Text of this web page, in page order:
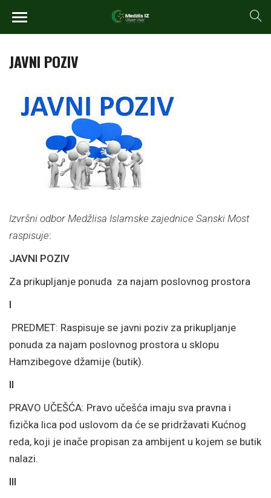
JAVNI POZIV
Izvršni odbor Medžlisa Islamske zajednice Sanski Most
raspisuje:
JAVNI POZIV
Za prikupljanje ponuda za najam poslovnog prostora
I
PREDMET: Raspisuje se javni poziv za prikupljanje
ponuda za najam poslovnog prostora u sklopu
Hamzibegove džamije (butik).
II
PRAVO UČEŠĆA: Pravo učešća imaju sva pravna i
fizička lica pod uslovom da će se pridržavati Kućnog
reda, koji je inače propisan za ambijent u kojem se butik
nalazi.
III